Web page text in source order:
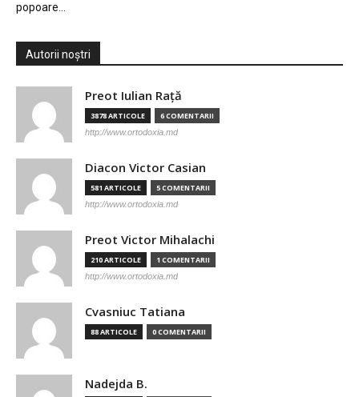
popoare…
Autorii noștri
Preot Iulian Raţă
3878 ARTICOLE 6 COMENTARII
http://www.ortodoxia.md
Diacon Victor Casian
581 ARTICOLE 5 COMENTARII
http://www.ortodoxia.md
Preot Victor Mihalachi
210 ARTICOLE 1 COMENTARII
http://www.ortodoxia.md
Cvasniuc Tatiana
88 ARTICOLE 0 COMENTARII
Nadejda B.